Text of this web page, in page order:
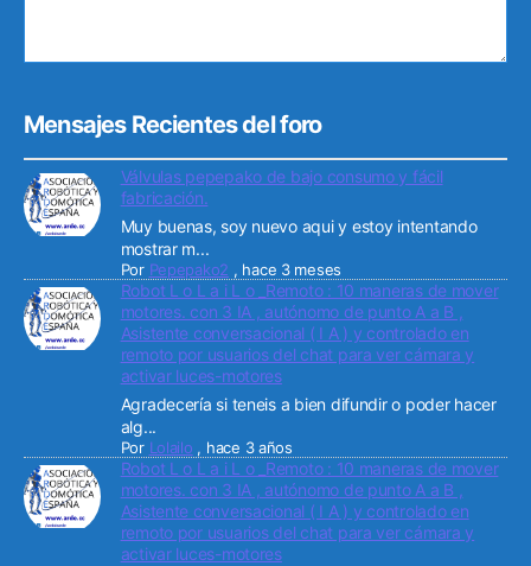
Mensajes Recientes del foro
Válvulas pepepako de bajo consumo y fácil
fabricación.
Muy buenas, soy nuevo aqui y estoy intentando
mostrar m...
Por Pepepako2 , hace 3 meses
Robot L o L a i L o _Remoto : 10 maneras de mover
motores. con 3 IA , autónomo de punto A a B ,
Asistente conversacional ( I A ) y controlado en
remoto por usuarios del chat para ver cámara y
activar luces-motores
Agradecería si teneis a bien difundir o poder hacer
alg...
Por Lolailo , hace 3 años
Robot L o L a i L o _Remoto : 10 maneras de mover
motores. con 3 IA , autónomo de punto A a B ,
Asistente conversacional ( I A ) y controlado en
remoto por usuarios del chat para ver cámara y
activar luces-motores